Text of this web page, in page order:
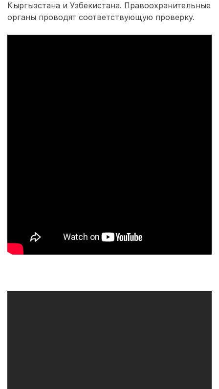
Кыргызстана и Узбекистана. Правоохранительные
органы проводят соответствующую проверку.